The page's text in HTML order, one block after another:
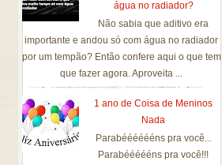
água no radiador?
Não sabia que aditivo era
importante e andou só com água no radiador
por um tempão? Então confere aqui o que tem
que fazer agora. Aproveita ...
1 ano de Coisa de Meninos
Nada
Parabééééééns pra você...
Parabéééééns pra você!!!